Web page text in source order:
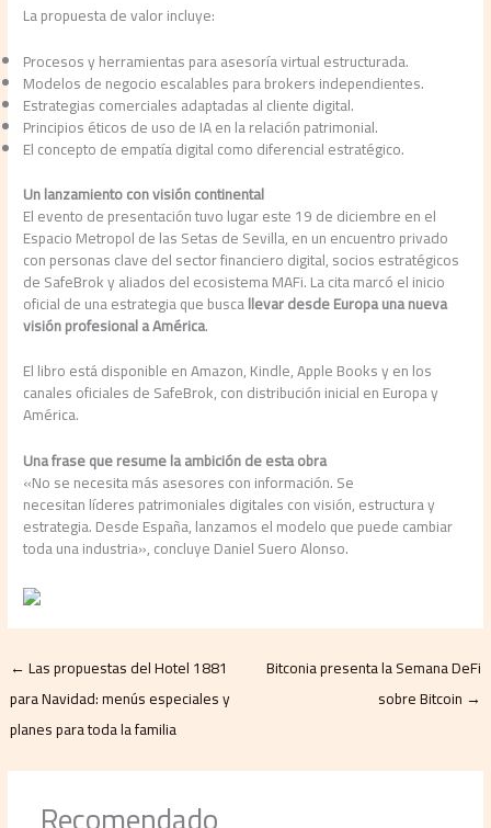
La propuesta de valor incluye:
Procesos y herramientas para asesoría virtual estructurada.
Modelos de negocio escalables para brokers independientes.
Estrategias comerciales adaptadas al cliente digital.
Principios éticos de uso de IA en la relación patrimonial.
El concepto de empatía digital como diferencial estratégico.
Un lanzamiento con visión continental
El evento de presentación tuvo lugar este 19 de diciembre en el
Espacio Metropol de las Setas de Sevilla, en un encuentro privado
con personas clave del sector financiero digital, socios estratégicos
de SafeBrok y aliados del ecosistema MAFi. La cita marcó el inicio
oficial de una estrategia que buscallevar desde Europa una nueva
visión profesional a América.
El libro está disponible en Amazon, Kindle, Apple Books y en los
canales oficiales de SafeBrok, con distribución inicial en Europa y
América.
Una frase que resume la ambición de esta obra
«No se necesita más asesores con información. Se
necesitan líderes patrimoniales digitales con visión, estructura y
estrategia. Desde España, lanzamos el modelo que puede cambiar
toda una industria», concluye Daniel Suero Alonso.
←Las propuestas del Hotel 1881
para Navidad: menús especiales y
planes para toda la familia
Bitconia presenta la Semana DeFi
sobre Bitcoin →